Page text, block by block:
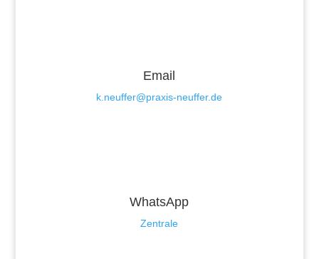
Email
k.neuffer@praxis-neuffer.de
WhatsApp
Zentrale